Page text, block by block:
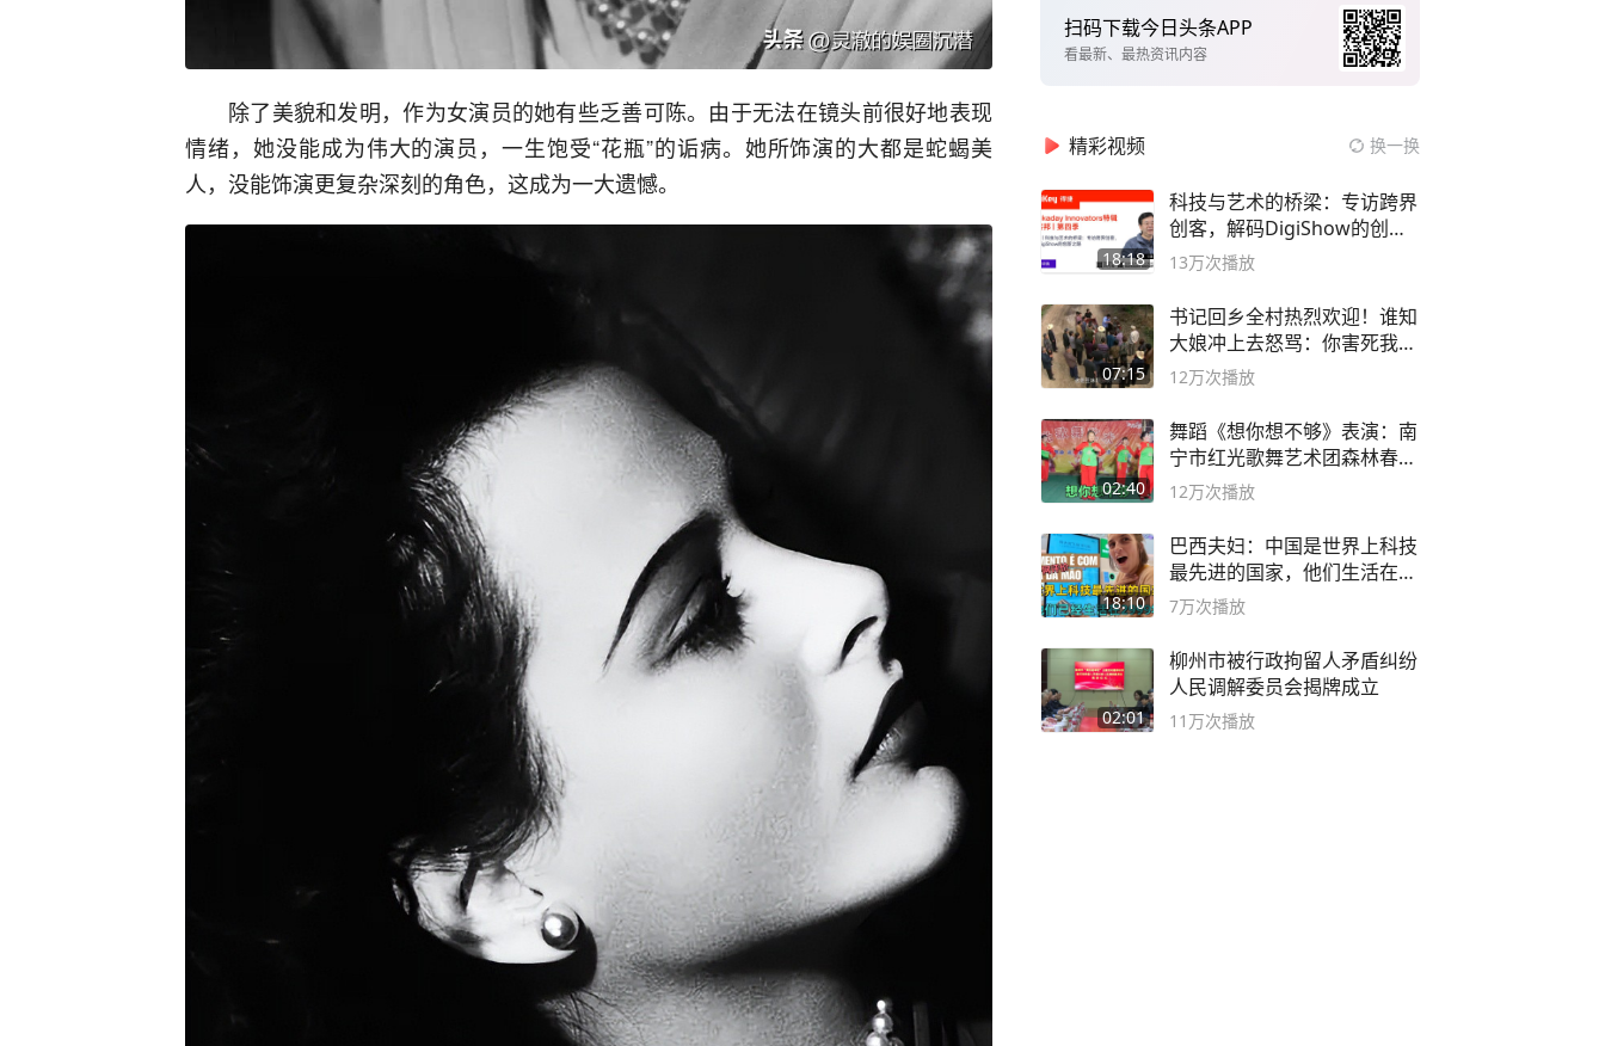
除了美貌和发明，作为女演员的她有些乏善可陈。由于无法在镜头前很好地表现
情绪，她没能成为伟大的演员，一生饱受“花瓶”的诟病。她所饰演的大都是蛇蝎美
人，没能饰演更复杂深刻的角色，这成为一大遗憾。
扫码下载今日头条APP
看最新、最热资讯内容
精彩视频 换一换
18:18
科技与艺术的桥梁：专访跨界
创客，解码DigiShow的创新
之路
13万次播放
07:15
书记回乡全村热烈欢迎！谁知
大娘冲上去怒骂：你害死我儿
子
12万次播放
02:40
舞蹈《想你想不够》表演：南
宁市红光歌舞艺术团森林春红
舞蹈队。
12万次播放
18:10
巴西夫妇：中国是世界上科技
最先进的国家，他们生活在
2999年
7万次播放
02:01
柳州市被行政拘留人矛盾纠纷
人民调解委员会揭牌成立
11万次播放